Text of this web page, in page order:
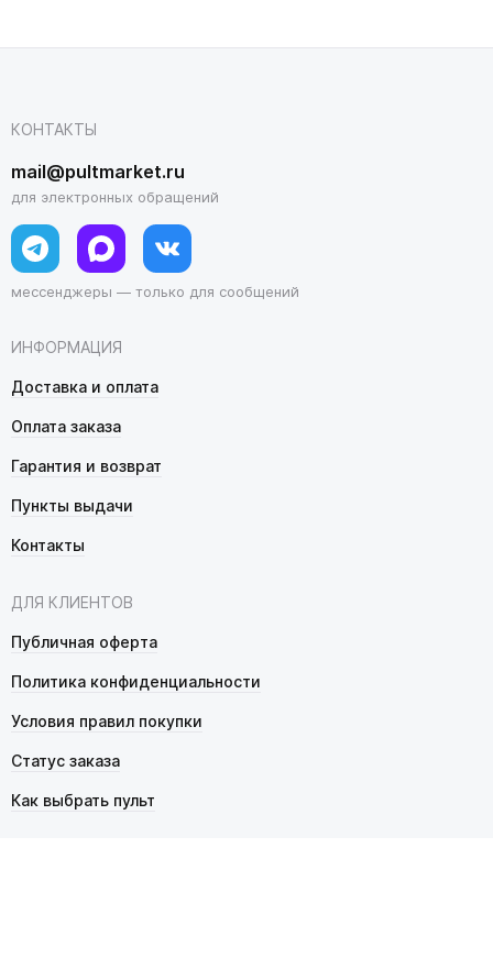
ИНФОРМАЦИЯ
Доставка и оплата
Оплата заказа
Гарантия и возврат
Пункты выдачи
Контакты
ДЛЯ КЛИЕНТОВ
Публичная оферта
Политика конфиденциальности
Условия правил покупки
Статус заказа
Как выбрать пульт
КОНТАКТЫ
mail@pultmarket.ru
для электронных обращений
мессенджеры — только для сообщений